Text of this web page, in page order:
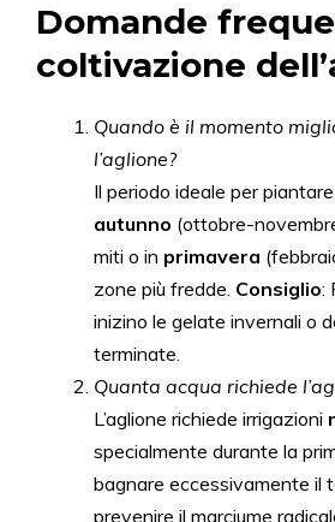
Domande
coltivazione
Quando è il momento
l’aglione?
Il periodo ideale per piantare
autunno (ottobre-
miti o in primavera
zone più fredde. Consiglio:
inizino le gelate invernali o
terminate.
Quanta acqua richiede
L’aglione richiede irrigazioni
specialmente durante la
bagnare eccessivamente il
prevenire il marciume